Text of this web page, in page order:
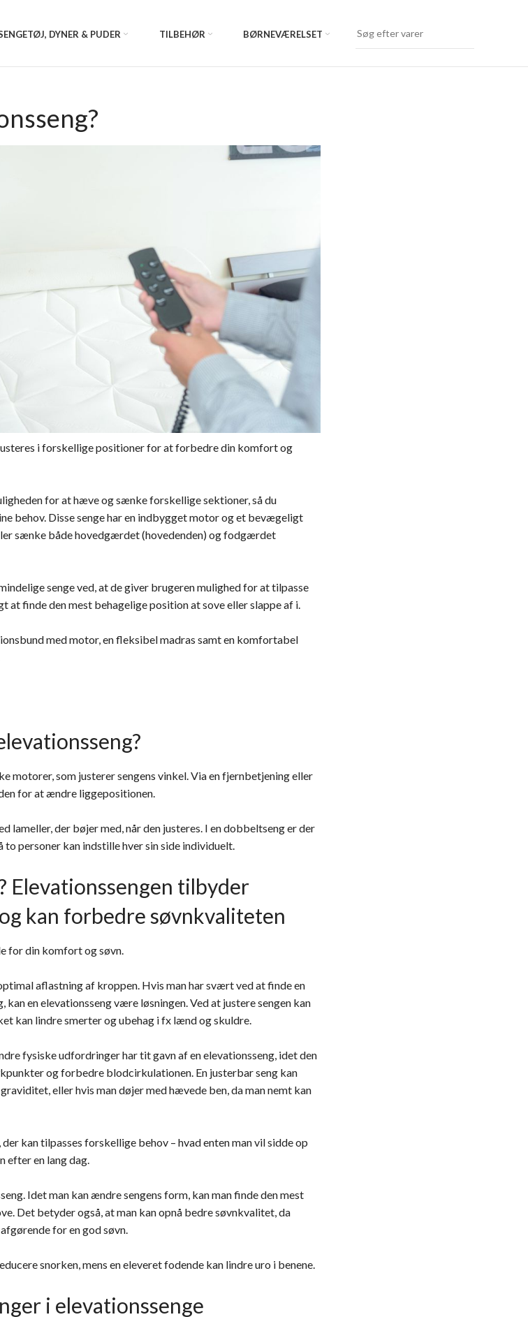
DYNER & PUDER TILBEHØR BØRNEVÆRELSET
i forskellige positioner for at forbedre din komfort og
for at hæve og sænke forskellige sektioner, så du
behov. Disse senge har en indbygget motor og et bevægeligt
sænke både hovedgærdet (hovedenden) og fodgærdet
senge ved, at de giver brugeren mulighed for at tilpasse
at finde den mest behagelige position at sove eller slappe af i.
med motor, en fleksibel madras samt en komfortabel
motorer, som justerer sengens vinkel. Via en fjernbetjening eller
for at ændre liggepositionen.
lameller, der bøjer med, når den justeres. I en dobbeltseng er der
personer kan indstille hver sin side individuelt.
Elevationssengen tilbyder
kan forbedre søvnkvaliteten
for din komfort og søvn.
aflastning af kroppen. Hvis man har svært ved at finde en
en elevationsseng være løsningen. Ved at justere sengen kan
kan lindre smerter og ubehag i fx lænd og skuldre.
fysiske udfordringer har tit gavn af en elevationsseng, idet den
og forbedre blodcirkulationen. En justerbar seng kan
eller hvis man døjer med hævede ben, da man nemt kan
kan tilpasses forskellige behov – hvad enten man vil sidde op
efter en lang dag.
Idet man kan ændre sengens form, kan man finde den mest
Det betyder også, at man kan opnå bedre søvnkvalitet, da
for en god søvn.
snorken, mens en eleveret fodende kan lindre uro i benene.
i elevationssenge